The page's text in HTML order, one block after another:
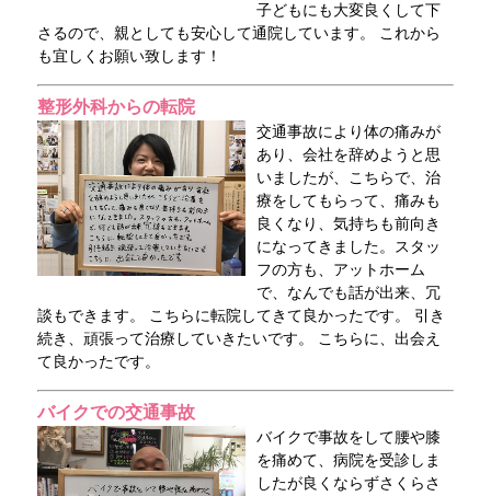
子どもにも大変良くして下
さるので、親としても安心して通院しています。 これから
も宜しくお願い致します！
整形外科からの転院
交通事故により体の痛みが
あり、会社を辞めようと思
いましたが、こちらで、治
療をしてもらって、痛みも
良くなり、気持ちも前向き
になってきました。スタッ
フの方も、アットホーム
で、なんでも話が出来、冗
談もできます。 こちらに転院してきて良かったです。 引き
続き、頑張って治療していきたいです。 こちらに、出会え
て良かったです。
バイクでの交通事故
バイクで事故をして腰や膝
を痛めて、病院を受診しま
したが良くならずさくらさ